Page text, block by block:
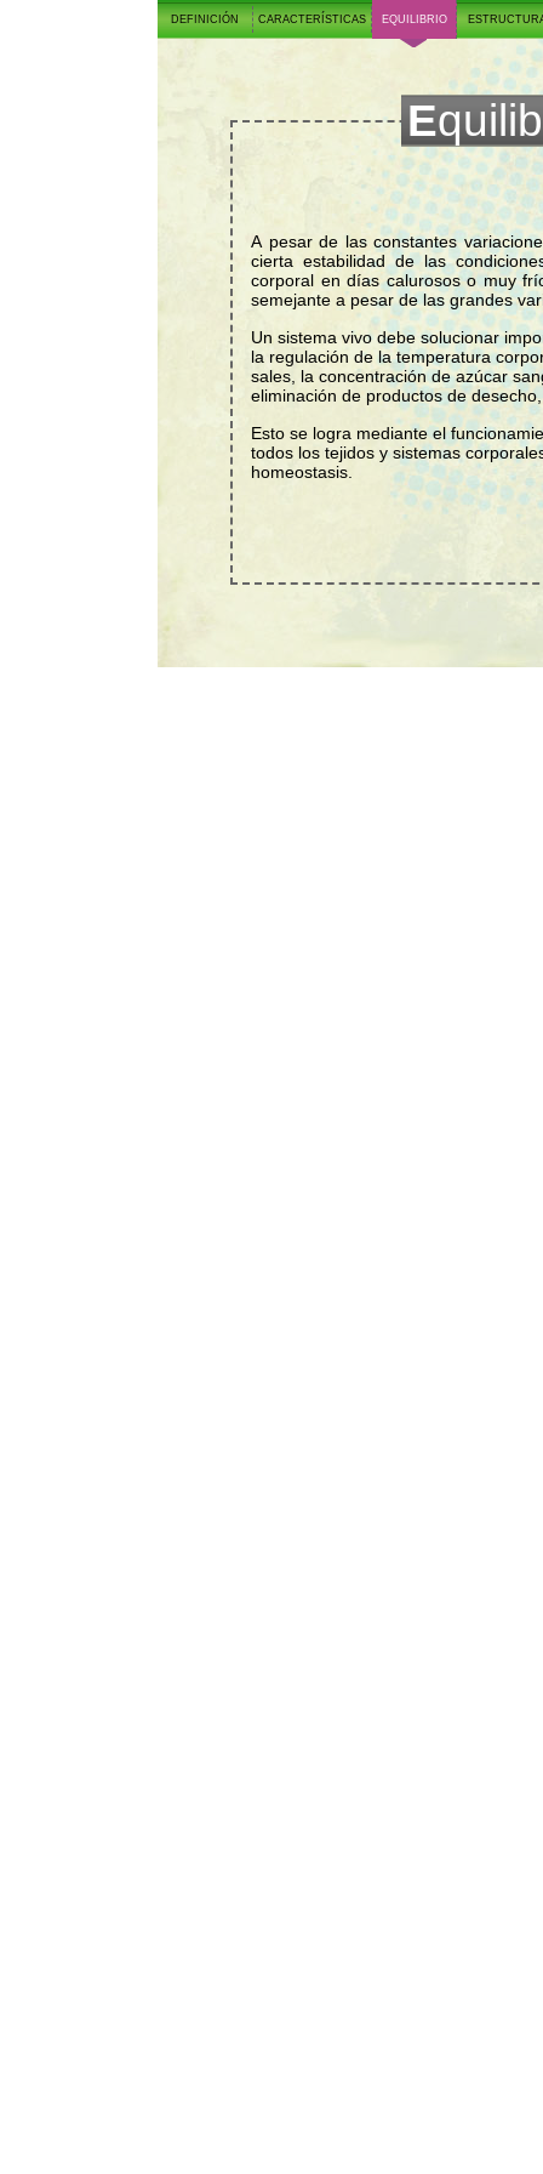
EQUILIBRIO
¡Espéreme, conductor!
Aumento de temperatura
(ejercicio o clima)
DEFINICIÓN CARACTERÍSTICAS EQUILIBRIO
A pesar de las constantes
cierta estabilidad de las condiciones internas. Por ejemplo, si tomas tu temperatura
corporal en días calurosos o muy fríos, te sorprenderás al ver que la temperatura será
semejante a
la regulación de la temperatura
sales, la concentración de
eliminación de
Esto se logra mediante el
todos los tejidos y
homeostasis.